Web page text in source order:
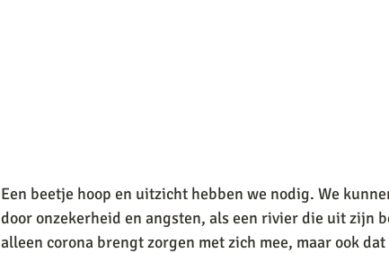
Een beetje hoop en uitzicht hebben we nodig. We
door onzekerheid en angsten, als een rivier die uit zijn
alleen corona brengt zorgen met zich mee, maar ook